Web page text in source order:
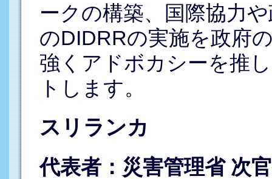
ークの構築、国際協力
のDIDRRの実施を政府
強くアドボカシーを推
トします。
スリランカ
代表者：災害管理省 次